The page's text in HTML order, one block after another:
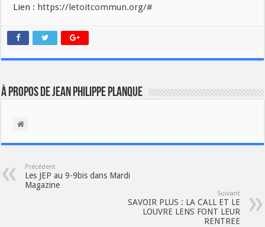
Lien : https://letoitcommun.org/#
À propos de Jean Philippe Planque
Précédent
Les JEP au 9-9bis dans Mardi
Magazine
Suivant
SAVOIR PLUS : LA CALL ET LE
LOUVRE LENS FONT LEUR
RENTREE